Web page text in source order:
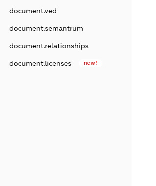
document.ved
document.semantrum
document.relationships
document.licenses new!